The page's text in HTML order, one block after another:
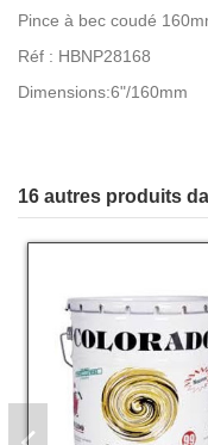
Pince à bec coudé
Réf : HBNP28168
Dimensions:6"/160mm
16 autres produits